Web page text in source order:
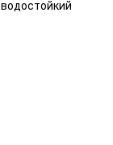
водостойкий